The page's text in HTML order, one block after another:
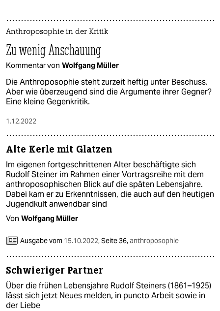
Anthroposophie in der Kritik
Zu wenig Anschauung
Kommentar von Wolfgang Müller
Die Anthroposophie steht zurzeit heftig unter Beschuss.
Aber wie überzeugend sind die Argumente ihrer Gegner?
Eine kleine Gegenkritik.
1.12.2022
Alte Kerle mit Glatzen
Im eigenen fortgeschrittenen Alter beschäftigte sich
Rudolf Steiner im Rahmen einer Vortragsreihe mit dem
anthroposophischen Blick auf die späten Lebensjahre.
Dabei kam er zu Erkenntnissen, die auch auf den heutigen
Jugendkult anwendbar sind
Von Wolfgang Müller
Ausgabe vom 15.10.2022,Seite 36,anthroposophie
Schwieriger Partner
Über die frühen Lebensjahre Rudolf Steiners (1861–1925)
lässt sich jetzt Neues melden, in puncto Arbeit sowie in
der Liebe